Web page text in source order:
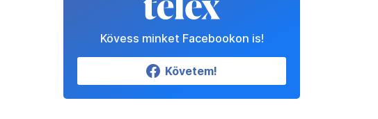
Kövess minket Facebookon is!
Követem!